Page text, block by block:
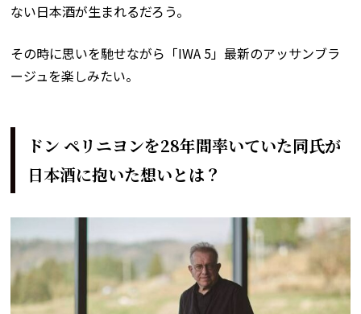
ない日本酒が生まれるだろう。
その時に思いを馳せながら「IWA 5」最新のアッサンブラ
ージュを楽しみたい。
ドン ペリニヨンを28年間率いていた同氏が
日本酒に抱いた想いとは？